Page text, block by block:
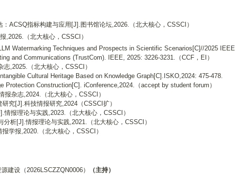
ACSQ指标构建与应用[J].图书馆论坛,2026.（北大核心，CSSCI）
,2026.（北大核心，CSSCI）
Watermarking Techniques and Prospects in Scientific Scenarios[C]//2025 IEEE
and Communications (TrustCom). IEEE, 2025: 3226-3231.（CCF，EI）
,2025.（北大核心，CSSCI）
Cultural Heritage Based on Knowledge Graph[C].ISKO,2024: 475-478.
Protection Construction[C]. iConference,2024.（accept by student forum）
杂志,2024.（北大核心，CSSCI）
究[J].科技情报研究,2024（CSSCI扩）
报理论与实践,2023.（北大核心，CSSCI）
析[J].情报理论与实践,2021.（北大核心，CSSCI）
学报,2020.（北大核心，CSSCI）
建设（2026LSCZZQN0006）
（主持）